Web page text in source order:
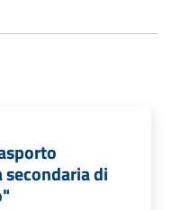
di